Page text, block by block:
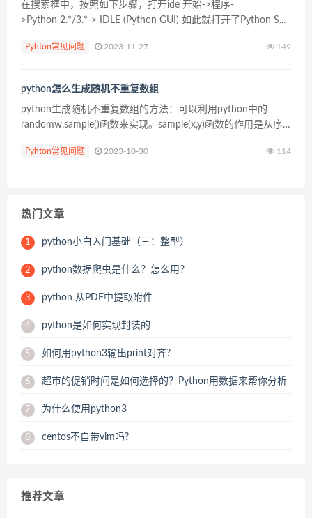
在搜索框中，按照如下步骤，打开ide 开始->程序-
>Python 2.*/3.*-> IDLE (Python GUI) 如此就打开了Python S...
Pyhton常见问题 2023-11-27 149
python怎么生成随机不重复数组
python生成随机不重复数组的方法：可以利用python中的
randomw.sample()函数来实现。sample(x,y)函数的作用是从序
randomw.sa...
Pyhton常见问题 2023-10-30 114
热门文章
1 python小白入门基础（三：整型）
2 python数据爬虫是什么？怎么用？
3 python 从PDF中提取附件
4 python是如何实现封装的
5 如何用python3输出print对齐?
6 超市的促销时间是如何选择的？Python用数据来帮你分析
7 为什么使用python3
8 centos不自带vim吗?
推荐文章